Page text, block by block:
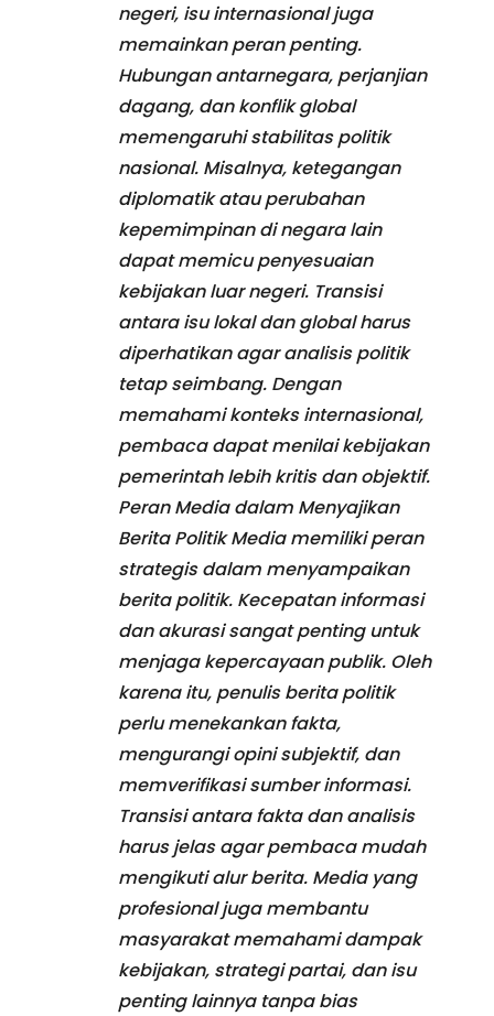
negeri, isu internasional juga
memainkan peran penting.
Hubungan antarnegara, perjanjian
dagang, dan konflik global
memengaruhi stabilitas politik
nasional. Misalnya, ketegangan
diplomatik atau perubahan
kepemimpinan di negara lain
dapat memicu penyesuaian
kebijakan luar negeri. Transisi
antara isu lokal dan global harus
diperhatikan agar analisis politik
tetap seimbang. Dengan
memahami konteks internasional,
pembaca dapat menilai kebijakan
pemerintah lebih kritis dan objektif.
Peran Media dalam Menyajikan
Berita Politik Media memiliki peran
strategis dalam menyampaikan
berita politik. Kecepatan informasi
dan akurasi sangat penting untuk
menjaga kepercayaan publik. Oleh
karena itu, penulis berita politik
perlu menekankan fakta,
mengurangi opini subjektif, dan
memverifikasi sumber informasi.
Transisi antara fakta dan analisis
harus jelas agar pembaca mudah
mengikuti alur berita. Media yang
profesional juga membantu
masyarakat memahami dampak
kebijakan, strategi partai, dan isu
penting lainnya tanpa bias